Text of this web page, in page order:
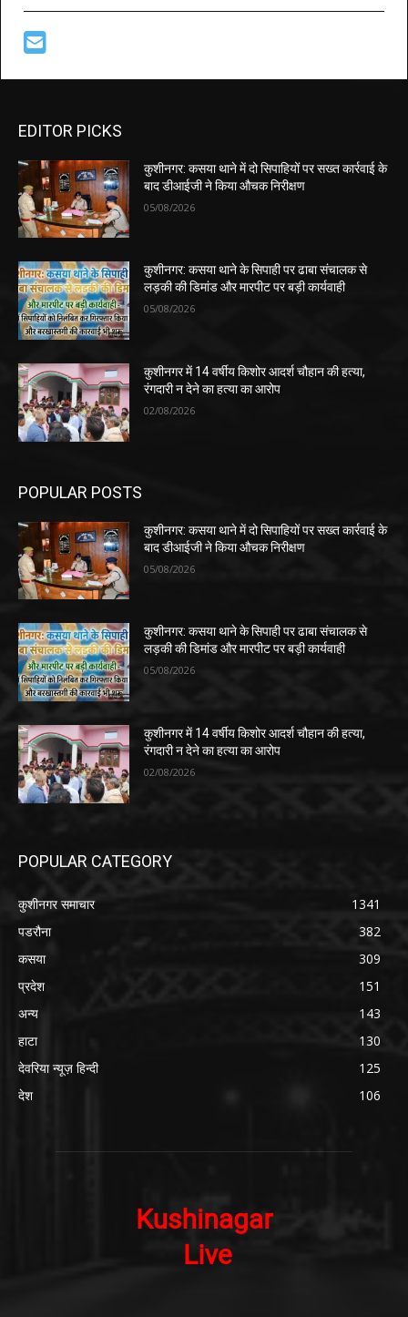
EDITOR PICKS
कुशीनगर: कसया थाने में दो सिपाहियों पर सख्त कार्रवाई के
बाद डीआईजी ने किया औचक निरीक्षण
05/08/2026
कुशीनगर: कसया थाने के सिपाही पर ढाबा संचालक से
लड़की की डिमांड और मारपीट पर बड़ी कार्यवाही
05/08/2026
कुशीनगर में 14 वर्षीय किशोर आदर्श चौहान की हत्या,
रंगदारी न देने का हत्या का आरोप
02/08/2026
POPULAR POSTS
कुशीनगर: कसया थाने में दो सिपाहियों पर सख्त कार्रवाई के
बाद डीआईजी ने किया औचक निरीक्षण
05/08/2026
कुशीनगर: कसया थाने के सिपाही पर ढाबा संचालक से
लड़की की डिमांड और मारपीट पर बड़ी कार्यवाही
05/08/2026
कुशीनगर में 14 वर्षीय किशोर आदर्श चौहान की हत्या,
रंगदारी न देने का हत्या का आरोप
02/08/2026
POPULAR CATEGORY
कुशीनगर समाचार
1341
पडरौना
382
कसया
309
प्रदेश
151
अन्य
143
हाटा
130
देवरिया न्यूज़ हिन्दी
125
देश
106